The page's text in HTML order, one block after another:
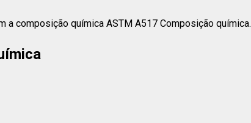
a composição química ASTM A517 Composição química.